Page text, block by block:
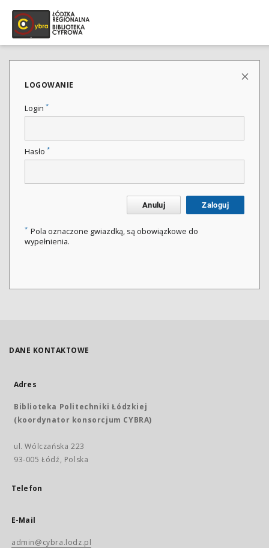
LOGOWANIE
Login *
Hasło *
Anuluj Zaloguj
* Pola oznaczone gwiazdką, są obowiązkowe do
wypełnienia.
DANE KONTAKTOWE
Adres
Biblioteka Politechniki Łódzkiej
(koordynator konsorcjum CYBRA)
ul. Wólczańska 223
93-005 Łódź, Polska
Telefon
E-Mail
admin@cybra.lodz.pl